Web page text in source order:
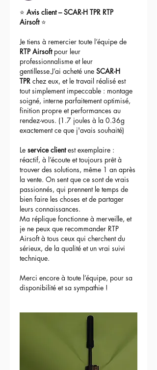
⭐ Avis client – SCAR-H TPR RTP
Airsoft ⭐
Je tiens à remercier toute l’équipe de
RTP Airsoft pour leur
professionnalisme et leur
gentillesse.J’ai acheté une SCAR-H
TPR chez eux, et le travail réalisé est
tout simplement impeccable : montage
soigné, interne parfaitement optimisé,
finition propre et performances au
rendez-vous. (1.7 joules à la 0.36g
exactement ce que j'avais souhaité)
Le service client est exemplaire :
réactif, à l’écoute et toujours prêt à
trouver des solutions, même 1 an après
la vente. On sent que ce sont de vrais
passionnés, qui prennent le temps de
bien faire les choses et de partager
leurs connaissances.
Ma réplique fonctionne à merveille, et
je ne peux que recommander RTP
Airsoft à tous ceux qui cherchent du
sérieux, de la qualité et un vrai suivi
technique.
Merci encore à toute l’équipe, pour sa
disponibilité et sa sympathie !